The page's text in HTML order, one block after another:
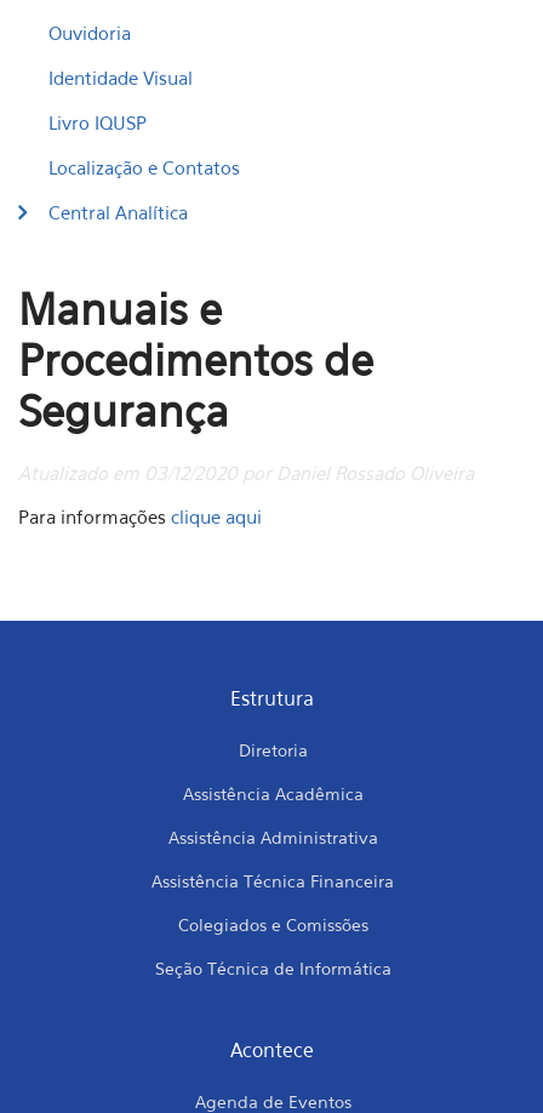
Ouvidoria
Identidade Visual
Livro IQUSP
Localização e Contatos
Central Analítica
Manuais e
Procedimentos de
Segurança
Atualizado em 03/12/2020 por Daniel Rossado Oliveira
Para informações clique aqui
Estrutura
Diretoria
Assistência Acadêmica
Assistência Administrativa
Assistência Técnica Financeira
Colegiados e Comissões
Seção Técnica de Informática
Acontece
Agenda de Eventos